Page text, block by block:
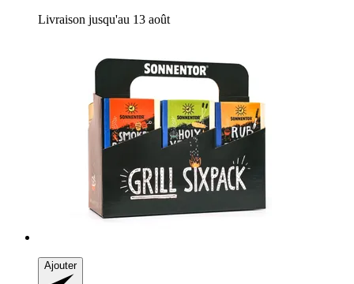
Livraison jusqu'au 13 août
Ajouter